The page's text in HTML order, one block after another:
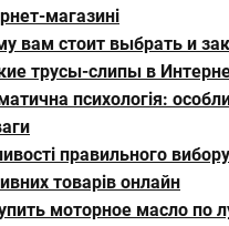
магазині
вам стоит выбрать и
трусы-слипы в
психологія:
правильного вибору
товарів онлайн
моторное масло по